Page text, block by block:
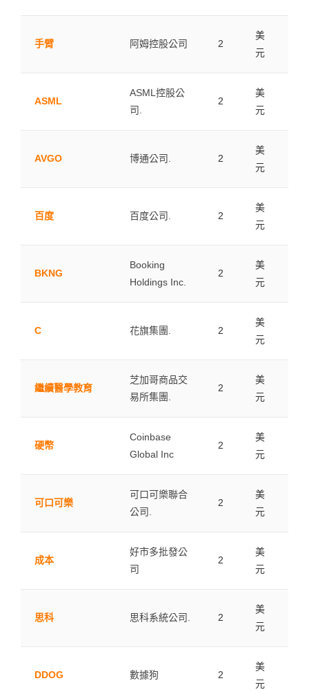
手臂 阿姆控股公司 2
美
元
ASML
ASML控股公
司.
2
美
元
AVGO 博通公司. 2
美
元
百度 百度公司. 2
美
元
BKNG
Booking
Holdings Inc.
2
美
元
C 花旗集團. 2
美
元
繼續醫學教育
芝加哥商品交
易所集團.
2
美
元
硬幣
Coinbase
Global Inc
2
美
元
可口可樂
可口可樂聯合
公司.
2
美
元
成本
好市多批發公
司
2
美
元
思科 思科系統公司. 2
美
元
DDOG 數據狗 2
美
元